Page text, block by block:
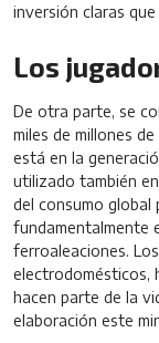
inversión claras
Los
De otra parte, se
miles de millones
está en la
utilizado también
del consumo global
fundamentalmente
ferroaleaciones.
electrodomésticos,
hacen parte de la
elaboración este